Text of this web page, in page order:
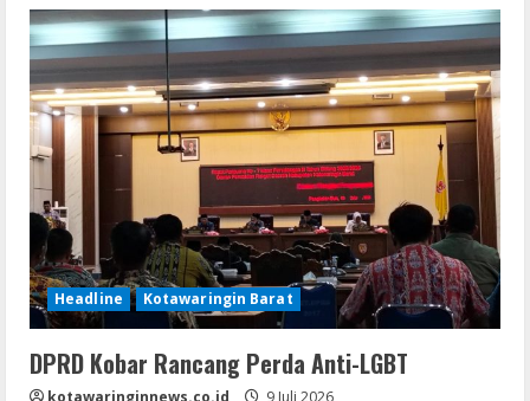
Headline Kotawaringin Barat
DPRD Kobar Rancang Perda Anti-LGBT
kotawaringinnews.co.id 9 Juli 2026